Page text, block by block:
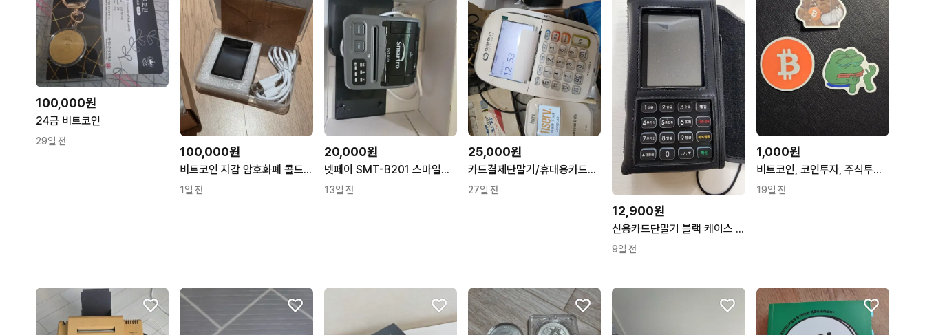
100,000원
24금 비트코인
29일 전
100,000원
비트코인 지갑 암호화폐 콜드월렛
1일 전
20,000원
넷페이 SMT-B201 스마일M포스 블루투스 신용카드 단말기
13일 전
25,000원
카드결제단말기/휴대용카드결제단말기
27일 전
12,900원
신용카드단말기 블랙 케이스 포함
9일 전
1,000원
비트코인, 코인투자, 주식투자 페페 밈 스티커 3종
19일 전